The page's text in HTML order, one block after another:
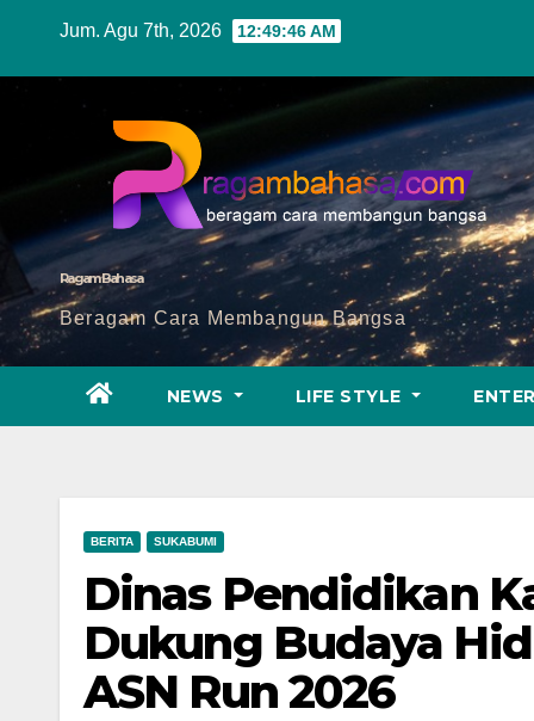
Jum. Agu 7th, 2026 12:49:48 AM
Ragam Bahasa
Beragam Cara Membangun Bangsa
NEWS LIFE STYLE
BERITA SUKABUMI
Dinas Pendidikan
Dukung Budaya
ASN Run 2026